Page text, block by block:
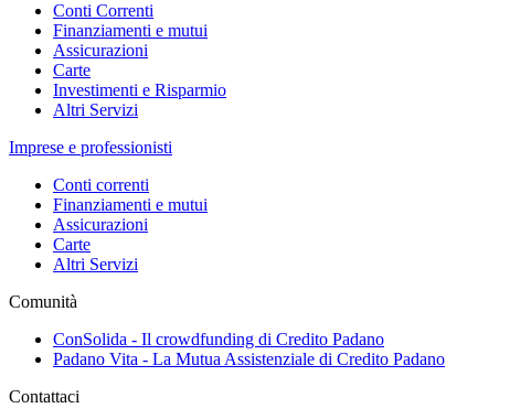
Conti Correnti
Finanziamenti e mutui
Assicurazioni
Carte
Investimenti e Risparmio
Altri Servizi
Imprese e professionisti
Conti correnti
Finanziamenti e mutui
Assicurazioni
Carte
Altri Servizi
Comunità
ConSolida - Il crowdfunding di Credito Padano
Padano Vita - La Mutua Assistenziale di Credito Padano
Contattaci